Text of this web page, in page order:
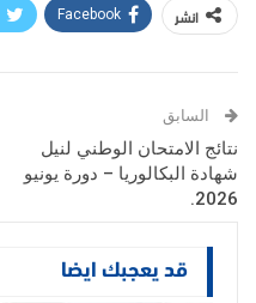
انشر Facebook
السابق
نتائج الامتحان الوطني لنيل
شهادة البكالوريا – دورة يونيو
2026.
قد يعجبك ايضا